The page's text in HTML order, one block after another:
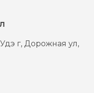
г,Дорожная ул,